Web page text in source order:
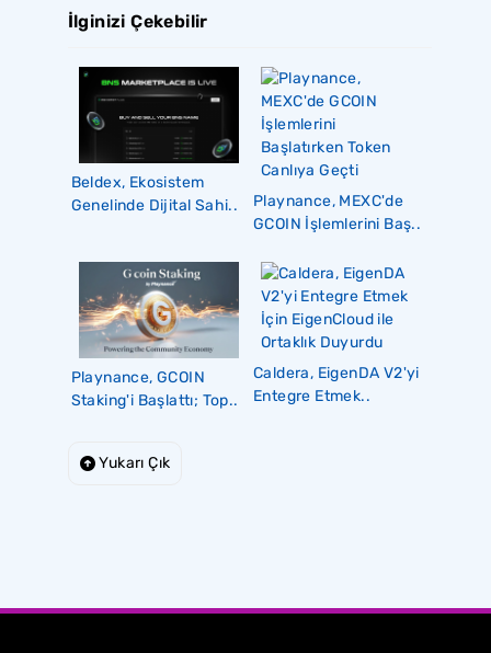
İlginizi Çekebilir
Beldex, Ekosistem
Genelinde Dijital Sahi..
Playnance, MEXC'de
GCOIN İşlemlerini Baş..
Playnance, GCOIN
Staking'i Başlattı; Top..
Caldera, EigenDA V2'yi
Entegre Etmek..
Yukarı Çık